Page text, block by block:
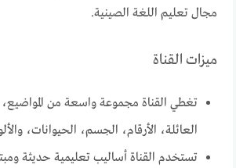
مجال تعليم اللغة الصينية.
ميزات القناة
تغطي القناة مجموعة واسعة من المواضيع،
العائلة، الأرقام، الجسم، الحيوانات،
تستخدم القناة أساليب تعليمية حديثة